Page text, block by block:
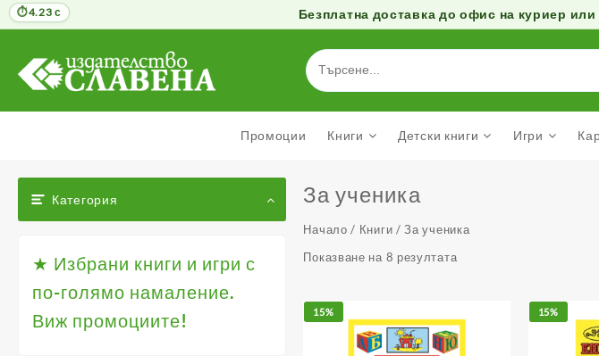
Безплатна доставка до офис на куриер
съдържанието
Промоции Книги Детски книги Игри
Категория
★ Избрани книги и игри с
по-голямо намаление.
Виж промоциите!
За ученика
Начало / Книги / За ученика
Показване на 8 резултата
15% 15%
4.23 с